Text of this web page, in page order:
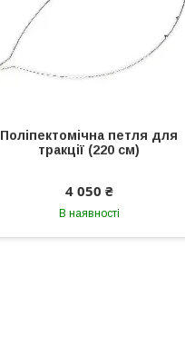
Поліпектомічна петля для
тракції (220 см)
4 050 ₴
В наявності